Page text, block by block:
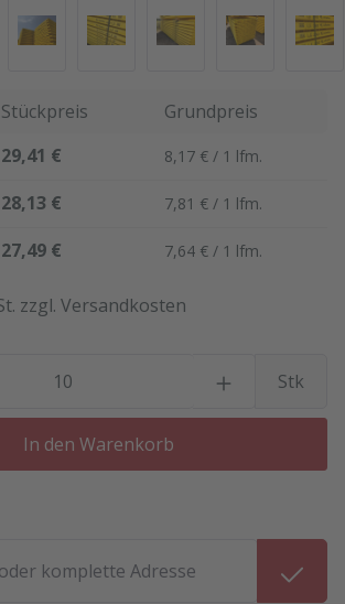
Stückpreis Grundpreis
29,41 € 8,17 € / 1 lfm.
28,13 € 7,81 € / 1 lfm.
27,49 € 7,64 € / 1 lfm.
zzgl. Versandkosten
Stk
In den Warenkorb